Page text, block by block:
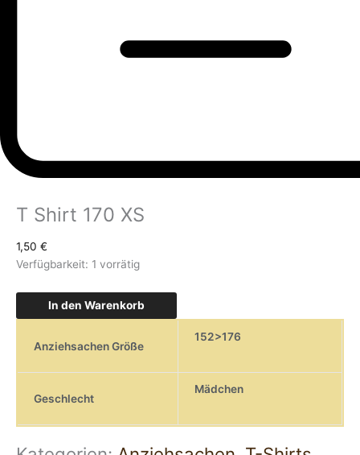
T Shirt 170 XS
1,50 €
Verfügbarkeit: 1 vorrätig
In den Warenkorb
Anziehsachen Größe
152>176
Geschlecht
Mädchen